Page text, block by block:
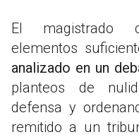
El magistrado
elementos
analizado en un
planteos de
defensa y
remitido a un